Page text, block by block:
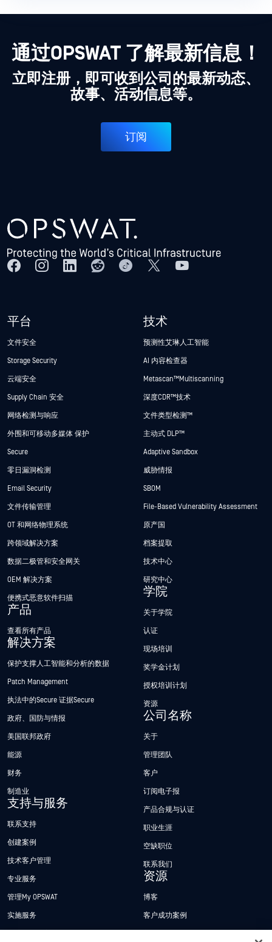
通过OPSWAT 了解最新信息！
立即注册，即可收到公司的最新动态、
故事、活动信息等。
订阅
平台
文件安全
Storage Security
云端安全
Supply Chain 安全
网络检测与响应
外围和可移动多媒体 保护
Secure
零日漏洞检测
Email Security
文件传输管理
OT 和网络物理系统
跨领域解决方案
数据二极管和安全网关
OEM 解决方案
便携式恶意软件扫描
产品
查看所有产品
解决方案
保护支撑人工智能和分析的数据
Patch Management
执法中的Secure 证据Secure
政府、国防与情报
美国联邦政府
能源
财务
制造业
支持与服务
联系支持
创建案例
技术客户管理
专业服务
管理My OPSWAT
实施服务
技术
预测性艾琳人工智能
AI 内容检查器
Metascan™ Multiscanning
深度CDR™技术
文件类型检测™
主动式 DLP™
Adaptive Sandbox
威胁情报
SBOM
File-Based Vulnerability Assessment
原产国
档案提取
技术中心
研究中心
学院
关于学院
认证
现场培训
奖学金计划
授权培训计划
资源
公司名称
关于
管理团队
客户
订阅电子报
产品合规与认证
职业生涯
空缺职位
联系我们
资源
博客
客户成功案例